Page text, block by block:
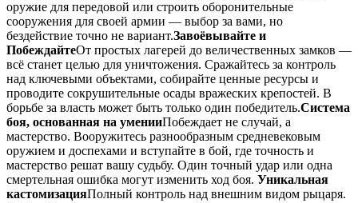
оружие для передовой или строить оборонительные
сооружения для своей армии — выбор за вами, но
бездействие точно не вариант.Завоёвывайте и
ПобеждайтеОт простых лагерей до величественных замков —
всё станет целью для уничтожения. Сражайтесь за контроль
над ключевыми объектами, собирайте ценные ресурсы и
проводите сокрушительные осады вражеских крепостей. В
борьбе за власть может быть только один победитель.Система
боя, основанная на уменииПобеждает не случай, а
мастерство. Вооружитесь разнообразным средневековым
оружием и доспехами и вступайте в бой, где точность и
мастерство решат вашу судьбу. Один точный удар или одна
смертельная ошибка могут изменить ход боя. Уникальная
кастомизацияПолный контроль над внешним видом рыцаря.